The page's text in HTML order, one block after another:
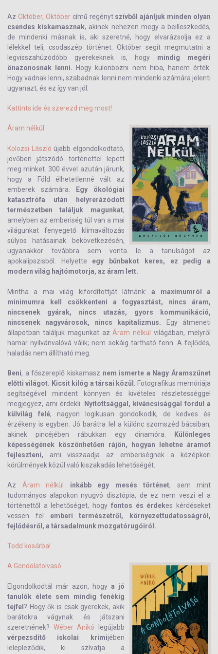
Az Október, Októbercímű regényt szívből ajánljuk minden olyan
csendes kiskamasznak, akinek nehezen megy a beilleszkedés,
de mindenki másnak is, aki szeretné, hogy elvarázsolja ez a
lélekkel teli, csodaszép történet. Október segít megmutatni a
legvisszahúzódóbb gyerekeknek is, hogy mindig megéri
önazonosnak lenni. Hogy különbözni nem hiba, hanem érték.
Hogy vadnak lenni, szabadnak lenni nem mindenki számára jelenti
ugyanazt, és ez így van jól.
Kattints ide és szerezd meg most!
Áram nélkül
Kolozsi László újabb elgondolkodtató,
jövőben játszódó történettel lepett
meg minket. 300 évvel azután járunk,
hogy a Föld élhetetlenné vált az
emberek számára.
Egy ökológiai
katasztrófa után helyrerázódott
természetben találjuk magunkat,
amelyben az emberiség túl van a mai
világunkat fenyegető klímaváltozás
súlyos hatásainak bekövetkezésén,
ugyanakkor továbbra sem vonta le a tanulságot az
apokalipszisből. Helyette egy bűnbakot keres, ez pedig a
modern világ hajtómotorja, az áram lett.
Mintha a mai világ kifordítottját látnánk:a maximumról a
minimumra kell csökkenteni a fogyasztást, nincs áram,
nincsenek gyárak, nincs utazás, gyors kommunikáció,
nincsenek nagyvárosok, nincs kapitalizmus. Egy átmeneti
állapotban találjuk magunkat az Áram nélkül
világában, melyről
hamar nyilvánvalóvá válik; nem sokáig tartható fenn. A fejlődés,
haladás nem állítható meg.
Beni, a főszereplő kiskamasz nem ismerte a Nagy Áramszünet
előtti világot. Kicsit kilóg a társai közül
. Fotografikus memóriája
segítségével mindent könnyen és kivételes részletességgel
megjegyez, ami érdekli.
Nyitottsággal, kíváncsisággal fordul a
külvilág felé, nagyon logikusan gondolkodik, de kedves és
érzékeny is egyben. Jó barátra lel a különc szomszéd bácsiban,
akinek pincéjében rábukkan egy dinamóra.
Különleges
képességének köszönhetően rájön, hogyan lehetne áramot
fejleszteni, ami visszaadja az emberiségnek a középkori
körülmények közül való kiszakadás lehetőségét.
Az Áram nélkül inkább egy mesés történet, sem mint
tudományos alapokon nyugvó disztópia, de ez nem veszi el a
történettől a lehetőséget, hogy fontos és érdekes kérdéseket
vessen fel emberi természetről, környezettudatosságról,
fejlődésről, a társadalmunk mozgatórugóiról.
Tedd kosárba!
A Gondolatolvasó
Elgondolkodtál már azon, hogy a jó
tanulók élete sem mindig fenékig
tejfel ? Hogy ők is csak gyerekek, akik
barátokra vágynak és játszani
szeretnének? Wéber Anikó legújabb
vérpezsdítő iskolai krimijében
lelepleződik, ki szívatja a